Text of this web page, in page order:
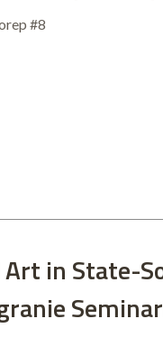
#8
in State-